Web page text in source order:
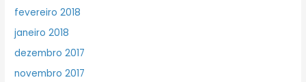
fevereiro 2018
janeiro 2018
dezembro 2017
novembro 2017